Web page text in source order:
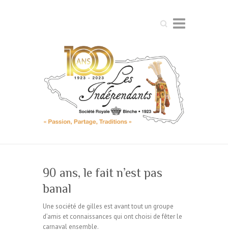
Search
90 ans, le fait n’est pas
banal
Une société de gilles est avant tout un groupe
d’amis et connaissances qui ont choisi de fêter le
carnaval ensemble.